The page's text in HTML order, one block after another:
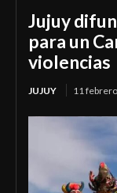
Jujuy
para un
violencias
JUJUY 11